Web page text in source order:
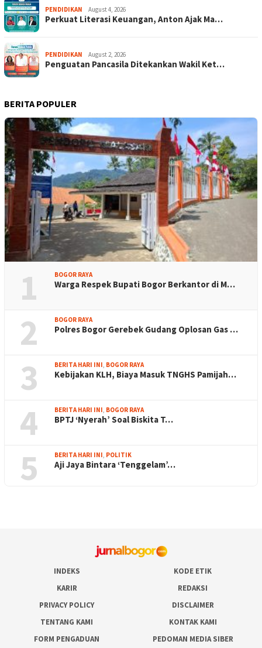
PENDIDIKAN August 4, 2026
Perkuat Literasi Keuangan, Anton Ajak Ma…
PENDIDIKAN August 2, 2026
Penguatan Pancasila Ditekankan Wakil Ket…
BERITA POPULER
1 BOGOR RAYA
Warga Respek Bupati Bogor Berkantor di M…
2 BOGOR RAYA
Polres Bogor Gerebek Gudang Oplosan Gas …
3 BERITA HARI INI, BOGOR RAYA
Kebijakan KLH, Biaya Masuk TNGHS Pamijah…
4 BERITA HARI INI, BOGOR RAYA
BPTJ ‘Nyerah’ Soal Biskita T…
5 BERITA HARI INI, POLITIK
Aji Jaya Bintara ‘Tenggelam’…
INDEKS
KODE ETIK
KARIR
REDAKSI
PRIVACY POLICY
DISCLAIMER
TENTANG KAMI
KONTAK KAMI
FORM PENGADUAN
PEDOMAN MEDIA SIBER